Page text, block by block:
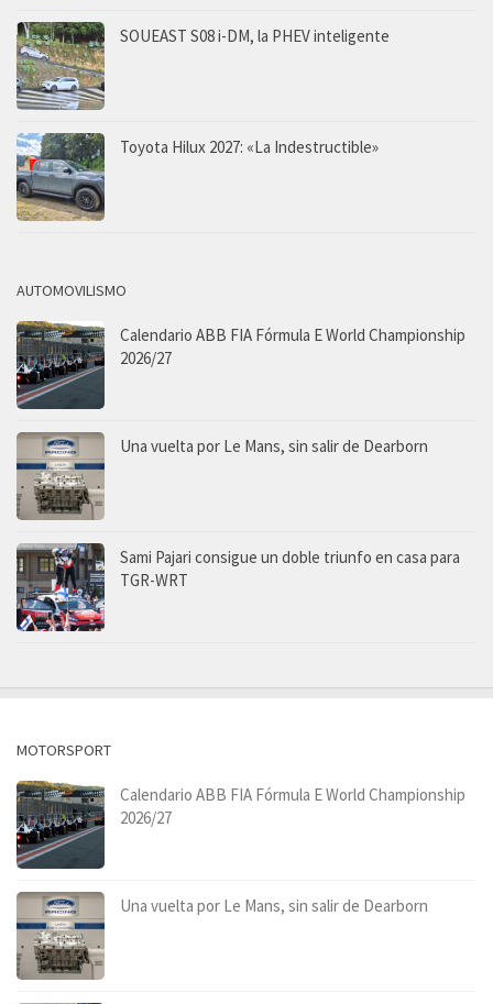
SOUEAST S08 i-DM, la PHEV inteligente
Toyota Hilux 2027: «La Indestructible»
AUTOMOVILISMO
Calendario ABB FIA Fórmula E World Championship
2026/27
Una vuelta por Le Mans, sin salir de Dearborn
Sami Pajari consigue un doble triunfo en casa para
TGR-WRT
MOTORSPORT
Calendario ABB FIA Fórmula E World Championship
2026/27
Una vuelta por Le Mans, sin salir de Dearborn